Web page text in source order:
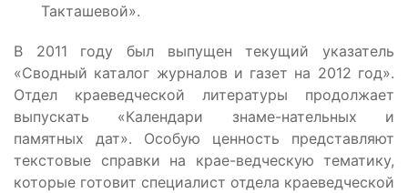
Такташевой».
В 2011 году был выпущен текущий указатель
«Сводный каталог журналов и газет на 2012 год».
Отдел краеведческой литературы продолжает
выпускать «Календари знаме-нательных и
памятных дат». Особую ценность представляют
текстовые справки на крае-ведческую тематику,
которые готовит специалист отдела краеведческой